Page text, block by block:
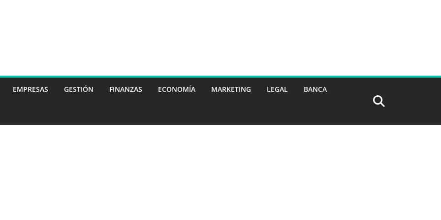
EMPRESAS GESTIÓN FINANZAS ECONOMÍA MARKETING LEGAL BANCA